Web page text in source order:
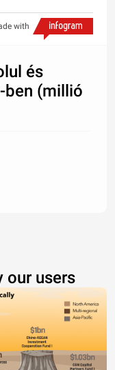
with
és
ben (millió
our users